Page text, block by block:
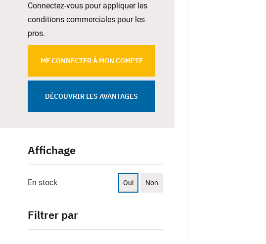
Connectez-vous pour appliquer les
conditions commerciales pour les
pros.
ME CONNECTER À MON COMPTE
DÉCOUVRIR LES AVANTAGES
Affichage
En stock Oui Non
Filtrer par